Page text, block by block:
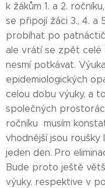
k žákům 1. a 2.
se připojí žáci 3., 4. a
probíhat po
ale vrátí se zpět celé
nesmí potkávat.
epidemiologických
celou dobu výuky, a
společných
ročníku musím
vhodnější jsou roušky
jeden den. Pro
Bude proto ještě
výuky, respektive v